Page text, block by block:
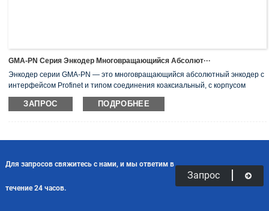
GMA-PN Серия Энкодер Многовращающийся Абсолют···
Энкодер серии GMA-PN — это многовращающийся абсолютный энкодер с
интерфейсом Profinet и типом соединения коаксиальный, с корпусом
диаметром 58 мм и диаметром твердого вала 10 мм, разрешение:
многовращающееся, макс. 29 бит, напряжение питания: 5 В, 8-29 В.
ЗАПРОС ПОДРОБНЕЕ
Для запросов свяжитесь с нами, и мы ответим в
течение 24 часов.
Запрос